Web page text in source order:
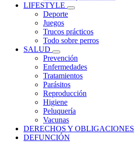
LIFESTYLE
Deporte
Juegos
Trucos prácticos
Todo sobre perros
SALUD
Prevención
Enfermedades
Tratamientos
Parásitos
Reproducción
Higiene
Peluquería
Vacunas
DERECHOS Y OBLIGACIONES
DEFUNCIÓN